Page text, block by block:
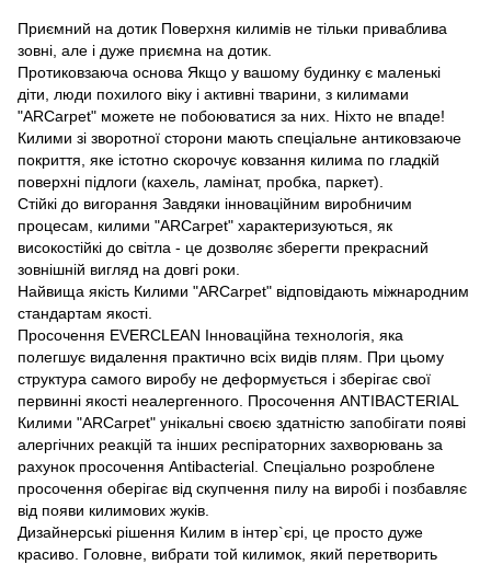
Приємний на дотик Поверхня килимів не тільки приваблива
зовні, але і дуже приємна на дотик.
Протиковзаюча основа Якщо у вашому будинку є маленькі
діти, люди похилого віку і активні тварини, з килимами
"ARCarpet" можете не побоюватися за них. Ніхто не впаде!
Килими зі зворотної сторони мають спеціальне антиковзаюче
покриття, яке істотно скорочує ковзання килима по гладкій
поверхні підлоги (кахель, ламінат, пробка, паркет).
Стійкі до вигорання Завдяки інноваційним виробничим
процесам, килими "ARCarpet" характеризуються, як
високостійкі до світла - це дозволяє зберегти прекрасний
зовнішній вигляд на довгі роки.
Найвища якість Килими "ARCarpet" відповідають міжнародним
стандартам якості.
Просочення EVERCLEAN Інноваційна технологія, яка
полегшує видалення практично всіх видів плям. При цьому
структура самого виробу не деформується і зберігає свої
первинні якості неалергенного. Просочення ANTIBACTERIAL
Килими "ARCarpet" унікальні своєю здатністю запобігати появі
алергічних реакцій та інших респіраторних захворювань за
рахунок просочення Antibacterial. Спеціально розроблене
просочення оберігає від скупчення пилу на виробі і позбавляє
від появи килимових жуків.
Дизайнерські рішення Килим в інтер`єрі, це просто дуже
красиво. Головне, вибрати той килимок, який перетворить